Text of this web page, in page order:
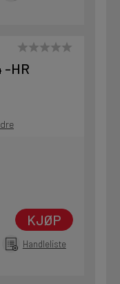
-HR
KJØP
Handleliste